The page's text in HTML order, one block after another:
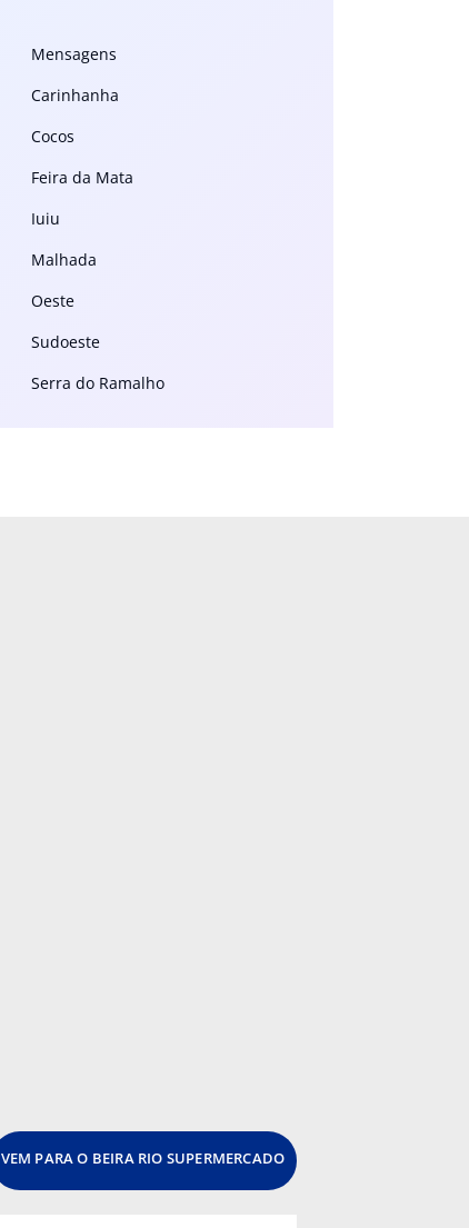
Mensagens
Carinhanha
Cocos
Feira da Mata
Iuiu
Malhada
Oeste
Sudoeste
Serra do Ramalho
VEM PARA O BEIRA RIO SUPERMERCADO